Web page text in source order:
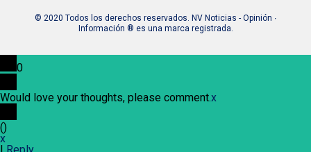
© 2020 Todos los derechos reservados. NV Noticias - Opinión ∙
Información ® es una marca registrada.
0
Would love your thoughts, please comment.x
()
x